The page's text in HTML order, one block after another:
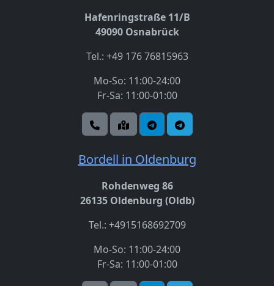
Hafenringstraße 11/B
49090 Osnabrück
Tel.: +49 176 76815963
Mo-So: 11:00-24:00
Fr-Sa: 11:00-01:00
Bordell in Oldenburg
Rohdenweg 86
26135 Oldenburg (Oldb)
Tel.: +4915168692709
Mo-So: 11:00-24:00
Fr-Sa: 11:00-01:00